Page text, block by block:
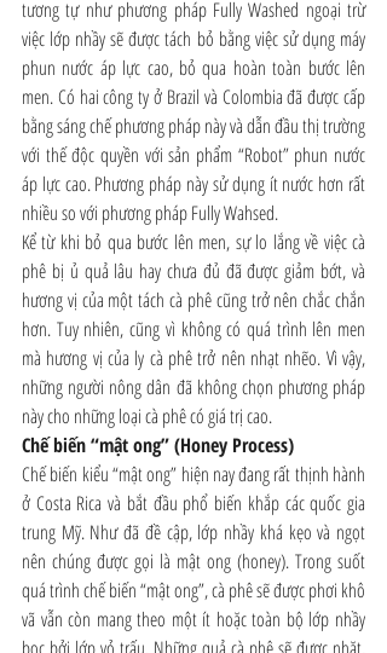
tương tự như phương pháp Fully Washed ngoại trừ
việc lớp nhầy sẽ được tách bỏ bằng việc sử dụng máy
phun nước áp lực cao, bỏ qua hoàn toàn bước lên
men. Có hai công ty ở Brazil và Colombia đã được cấp
bằng sáng chế phương pháp này và dẫn đầu thị trường
với thế độc quyền với sản phẩm “Robot” phun nước
áp lực cao. Phương pháp này sử dụng ít nước hơn rất
nhiều so với phương pháp Fully Wahsed.
Kể từ khi bỏ qua bước lên men, sự lo lắng về việc cà
phê bị ủ quả lâu hay chưa đủ đã được giảm bớt, và
hương vị của một tách cà phê cũng trở nên chắc chắn
hơn. Tuy nhiên, cũng vì không có quá trình lên men
mà hương vị của ly cà phê trở nên nhạt nhẽo. Vì vậy,
những người nông dân đã không chọn phương pháp
này cho những loại cà phê có giá trị cao.
Chế biến “mật ong” (Honey Process)
Chế biến kiểu “mật ong” hiện nay đang rất thịnh hành
ở Costa Rica và bắt đầu phổ biến khắp các quốc gia
trung Mỹ. Như đã đề cập, lớp nhầy khá kẹo và ngọt
nên chúng được gọi là mật ong (honey). Trong suốt
quá trình chế biến “mật ong”, cà phê sẽ được phơi khô
vã vẫn còn mang theo một ít hoặc toàn bộ lớp nhầy